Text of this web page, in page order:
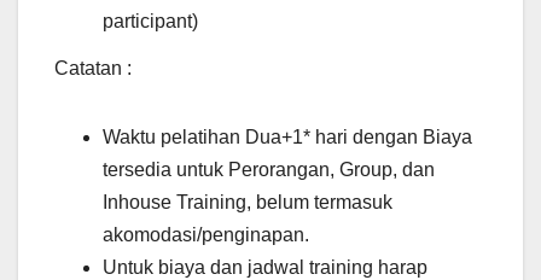
participant)
Catatan :
Waktu pelatihan Dua+1* hari dengan Biaya
tersedia untuk Perorangan, Group, dan
Inhouse Training, belum termasuk
akomodasi/penginapan.
Untuk biaya dan jadwal training harap